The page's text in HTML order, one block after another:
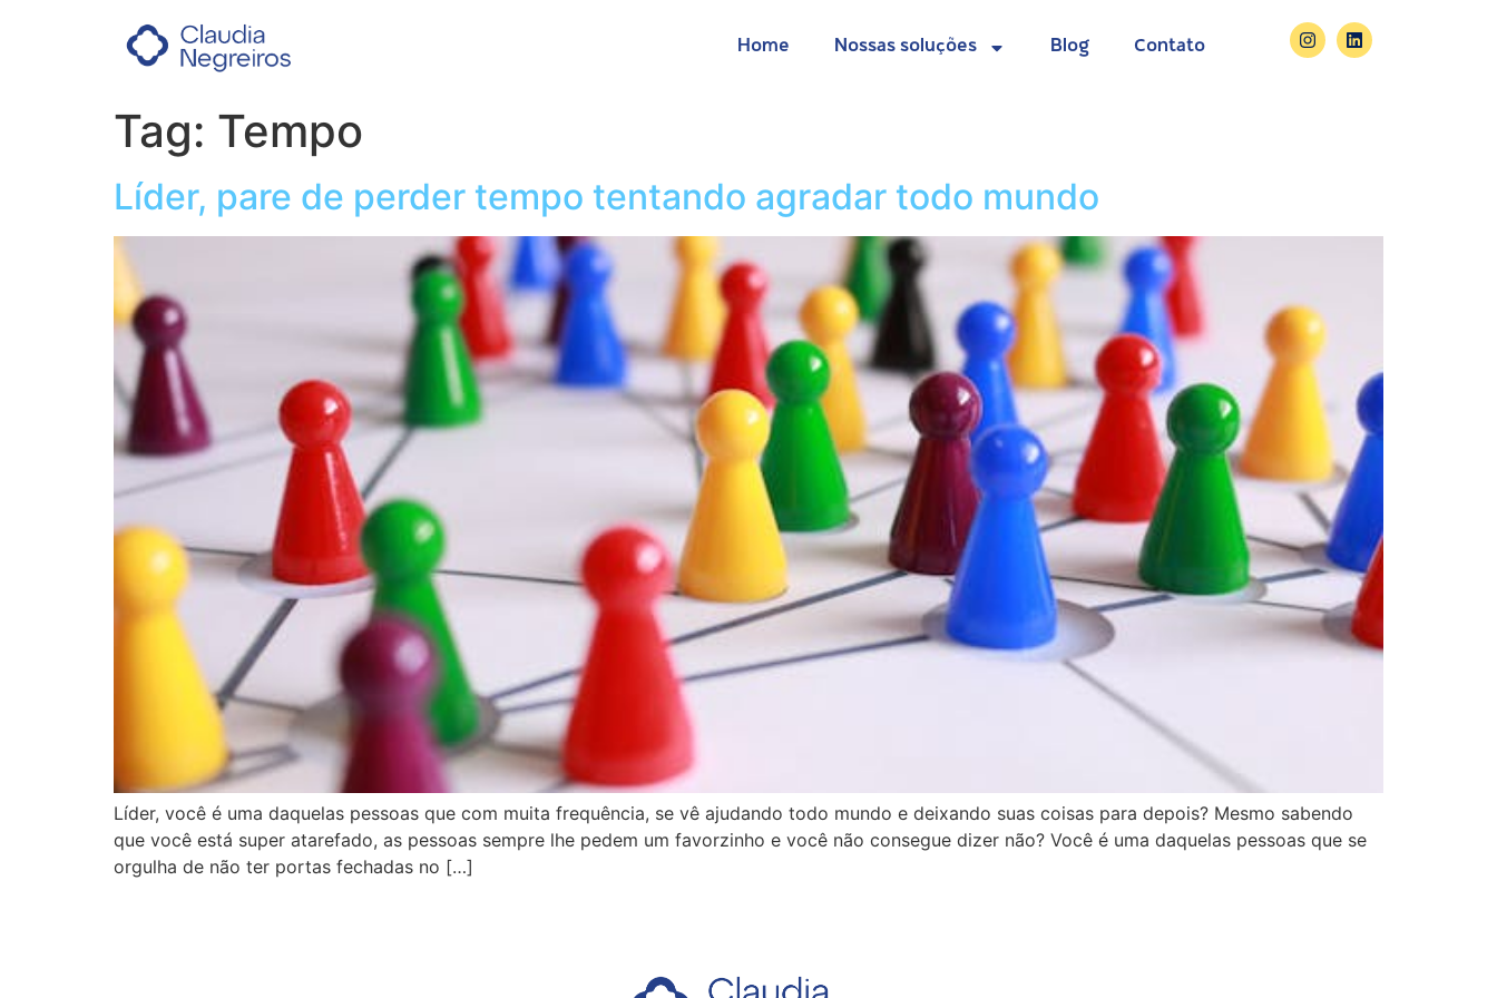
Home Nossas soluções Blog Contato
Tag: Tempo
Líder, pare de perder tempo tentando agradar todo mundo
Líder, você é uma daquelas pessoas que com muita frequência, se vê ajudando todo mundo e deixando suas coisas para depois? Mesmo sabendo
que você está super atarefado, as pessoas sempre lhe pedem um favorzinho e você não consegue dizer não? Você é uma daquelas pessoas que se
orgulha de não ter portas fechadas no […]